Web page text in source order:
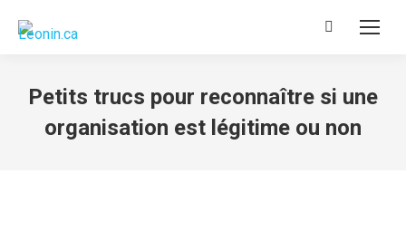
Recherche
Petits trucs pour reconnaître si une
organisation est légitime ou non